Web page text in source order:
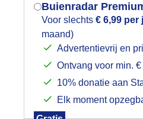
Buienradar
Voor slechts € 6,99 per
maand)
Advertentievrij en
Ontvang voor min.
10% donatie aan
Elk moment
Lees
Foto en video
Mogen we je
het
Indien je hier nog